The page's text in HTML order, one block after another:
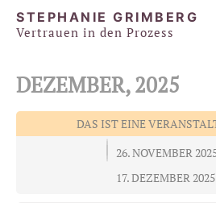
STEPHANIE GRIMBERG
Vertrauen in den Prozess
DEZEMBER, 2025
DAS IST EINE
26. NOVEMBER
17. DEZEMBER